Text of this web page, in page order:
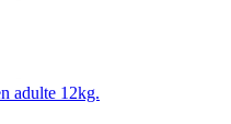
adulte 12kg.